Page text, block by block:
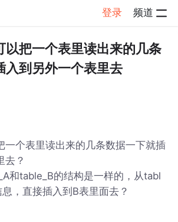
登录 频道
子详情
以把一个表里读出来的几条
入到另外一个表里去
一个表里读出来的几条数据一下就插
去？
和table_B的结构是一样的，从tabl
，直接插入到B表里面去？